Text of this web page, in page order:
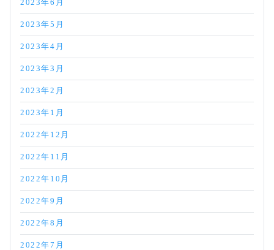
2023年6月
2023年5月
2023年4月
2023年3月
2023年2月
2023年1月
2022年12月
2022年11月
2022年10月
2022年9月
2022年8月
2022年7月